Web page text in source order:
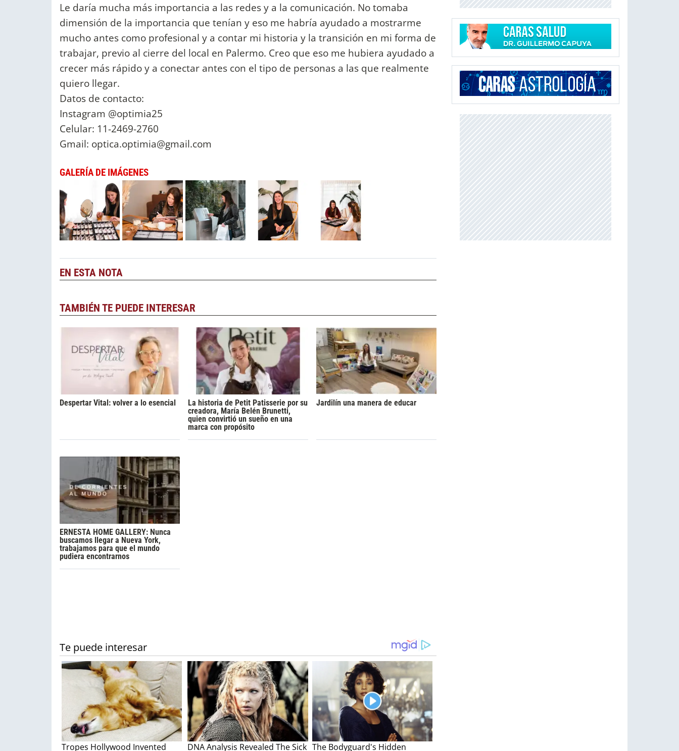
Le daría mucha más importancia a las redes y a la comunicación. No tomaba
dimensión de la importancia que tenían y eso me habría ayudado a mostrarme
mucho antes como profesional y a contar mi historia y la transición en mi forma de
trabajar, previo al cierre del local en Palermo. Creo que eso me hubiera ayudado a
crecer más rápido y a conectar antes con el tipo de personas a las que realmente
quiero llegar.
Datos de contacto:
Instagram @optimia25
Celular: 11-2469-2760
Gmail: optica.optimia@gmail.com
GALERÍA DE IMÁGENES
EN ESTA NOTA
TAMBIÉN TE PUEDE INTERESAR
Despertar Vital: volver a lo esencial
La historia de Petit Patisserie por su
creadora, María Belén Brunetti,
quien convirtió un sueño en una
marca con propósito
Jardilín una manera de educar
ERNESTA HOME GALLERY: Nunca
buscamos llegar a Nueva York,
trabajamos para que el mundo
pudiera encontrarnos